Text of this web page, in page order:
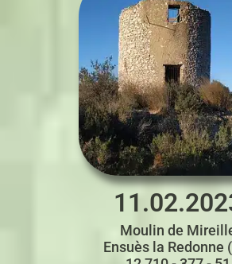
Moulin de
Ensuès la Redonne